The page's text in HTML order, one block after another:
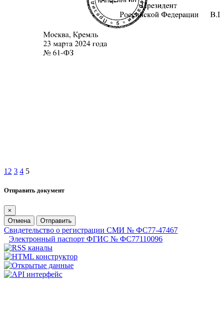
1 2 3 4 5
Отправить документ
×
Отмена
Отправить
Свидетельство о регистрации СМИ № ФС77-47467
Электронный паспорт ФГИС № ФС77110096